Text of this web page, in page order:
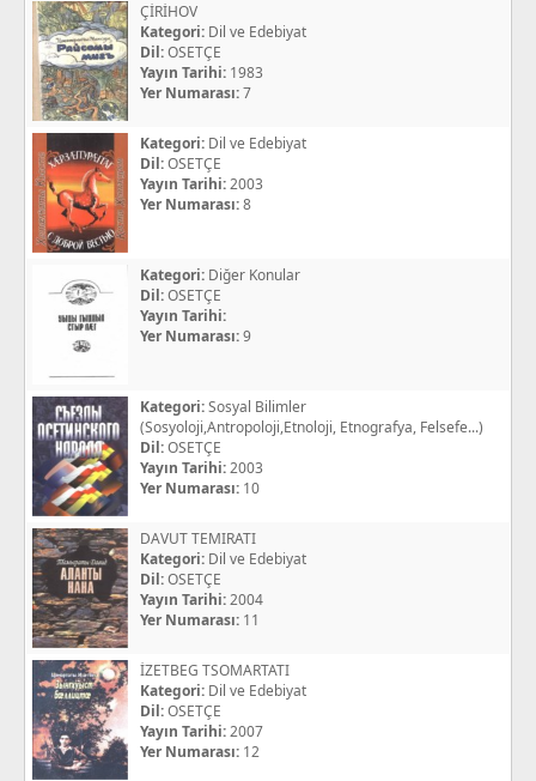
ÇİRİHOV
Kategori: Dil ve Edebiyat
Dil:OSETÇE
Yayın Tarihi: 1983
Yer Numarası:7
Kategori: Dil ve Edebiyat
Dil:OSETÇE
Yayın Tarihi:2003
Yer Numarası:8
Kategori: Diğer Konular
Dil:OSETÇE
Yayın Tarihi:
Yer Numarası:9
Kategori:Sosyal Bilimler
(Sosyoloji,Antropoloji,Etnoloji, Etnografya, Felsefe...)
Dil:OSETÇE
Yayın Tarihi:2003
Yer Numarası: 10
DAVUT TEMIRATI
Kategori: Dil ve Edebiyat
Dil:OSETÇE
Yayın Tarihi:2004
Yer Numarası: 11
İZETBEG TSOMARTATI
Kategori: Dil ve Edebiyat
Dil:OSETÇE
Yayın Tarihi:2007
Yer Numarası: 12